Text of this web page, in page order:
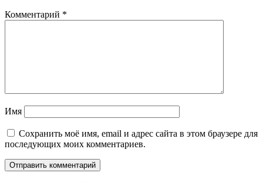
Комментарий *
Имя
Сохранить моё имя, email и адрес сайта в этом браузере для
последующих моих комментариев.